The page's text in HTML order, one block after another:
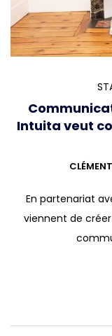
Intuita veut
En partenariat
viennent de